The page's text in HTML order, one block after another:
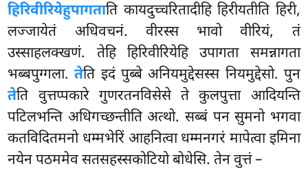
हिरिवीरियेहुपागताति कायदुच्चरितादीहि हिरीयतीति हिरी,
लज्जायेतं अधिवचनं. वीरस्स भावो वीरियं, तं
उस्साहलक्खणं. तेहि हिरिवीरियेहि उपागता समन्नागता
भब्बपुग्गला.तेति इदं पुब्बे अनियमुद्देसस्स नियमुद्देसो. पुन
तेति वुत्तप्पकारे गुणरतनविसेसे ते कुलपुत्ता आदियन्ति
पटिलभन्ति अधिगच्छन्तीति अत्थो. सब्बं पन सुमनो भगवा
कतविदितमनो धम्मभेरिं आहनित्वा धम्मनगरं मापेत्वा इमिना
नयेन पठममेव सतसहस्सकोटियो बोधेसि. तेन वुत्तं –